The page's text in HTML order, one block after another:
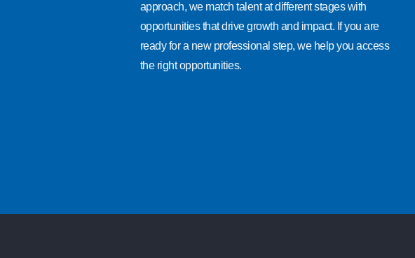
approach, we match talent at different stages with
opportunities that drive growth and impact. If you are
ready for a new professional step, we help you access
the right opportunities.